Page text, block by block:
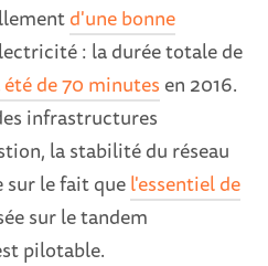
d'une bonne
: la durée totale de
été de 70 minutes en 2016.
infrastructures
la stabilité du réseau
sur le fait quel'essentiel de
sur le tandem
pilotable.